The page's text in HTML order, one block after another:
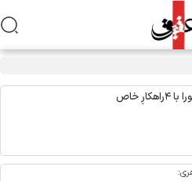
برقعی در ستایش حضرت